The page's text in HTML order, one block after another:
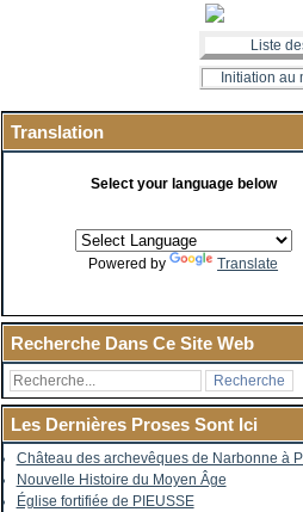
Liste
Initiation au
Translation
Select your language below
Powered by Translate
Recherche Dans Ce Site Web
Les Dernières Proses Sont Ici
Château des archevêques de Narbonne à
Nouvelle Histoire du Moyen Âge
Église fortifiée de PIEUSSE